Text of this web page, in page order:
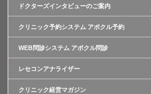
ドクターズインタビューのご案内
クリニック予約システム アポクル予約
WEB問診システム アポクル問診
レセコンアナライザー
クリニック経営マガジン